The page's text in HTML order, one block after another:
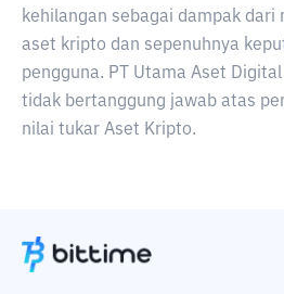
kehilangan sebagai dampak dari
aset kripto dan sepenuhnya
pengguna. PT Utama Aset
tidak bertanggung jawab atas
nilai tukar Aset Kripto.